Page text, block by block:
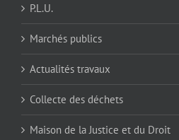
P.L.U.
Marchés publics
Actualités travaux
Collecte des déchets
Maison de la Justice et du Droit